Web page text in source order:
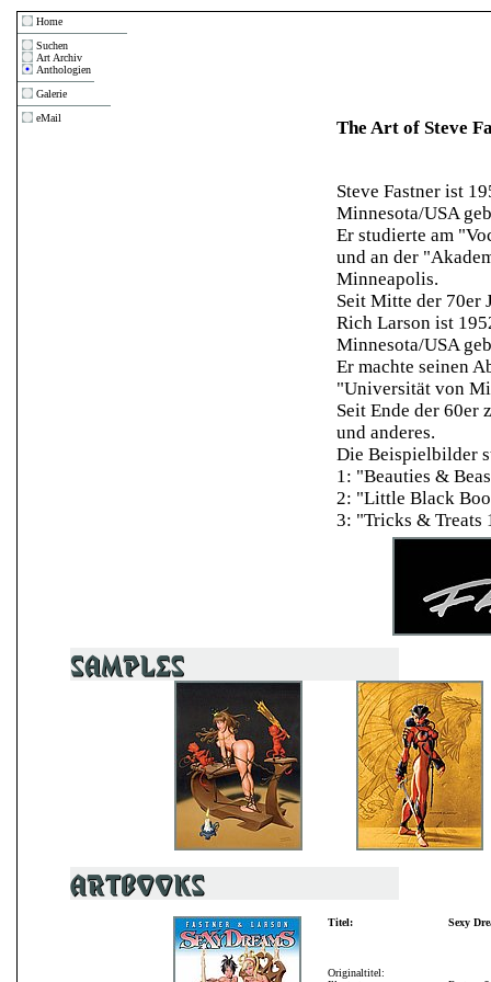
Home
Suchen
Art Archiv
Anthologien
Galerie
eMail
The Art of Steve
Steve Fastner ist
Minnesota/USA
Er studierte am
und an der
Minneapolis.
Seit Mitte der 70er
Rich Larson ist
Minnesota/USA
Er machte seinen
"Universität von
Seit Ende der 60er
und anderes.
Die Beispielbilder
1: "Beauties &
2: "Little Black
3: "Tricks & Treats
Titel: Sexy
Originaltitel: